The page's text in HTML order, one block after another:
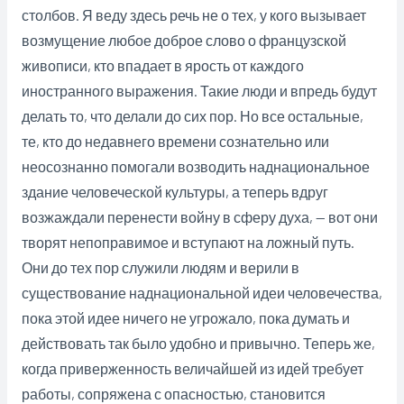
столбов. Я веду здесь речь не о тех, у кого вызывает
возмущение любое доброе слово о французской
живописи, кто впадает в ярость от каждого
иностранного выражения. Такие люди и впредь будут
делать то, что делали до сих пор. Но все остальные,
те, кто до недавнего времени сознательно или
неосознанно помогали возводить наднациональное
здание человеческой культуры, а теперь вдруг
возжаждали перенести войну в сферу духа, — вот они
творят непоправимое и вступают на ложный путь.
Они до тех пор служили людям и верили в
существование наднациональной идеи человечества,
пока этой идее ничего не угрожало, пока думать и
действовать так было удобно и привычно. Теперь же,
когда приверженность величайшей из идей требует
работы, сопряжена с опасностью, становится